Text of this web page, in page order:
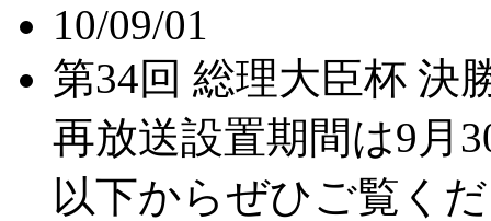
10/09/01
第34回 総理大臣杯 決
再放送設置期間は9月
以下からぜひご覧く